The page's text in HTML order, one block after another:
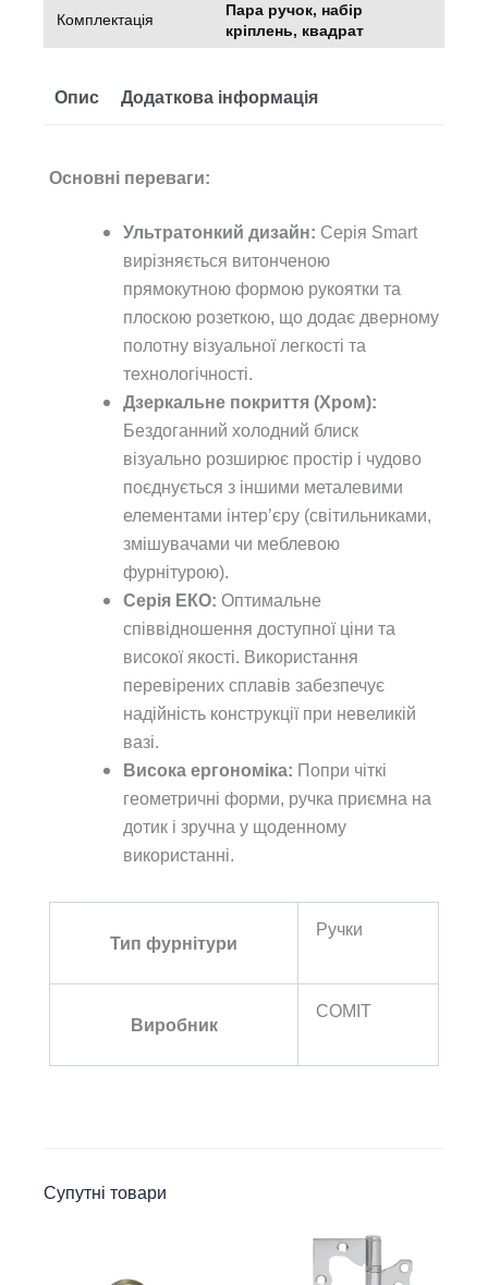
Комплектація
Пара ручок, набір
кріплень, квадрат
Опис Додаткова інформація
Основні переваги:
Ультратонкий дизайн: Серія Smart
вирізняється витонченою
прямокутною формою рукоятки та
плоскою розеткою, що додає дверному
полотну візуальної легкості та
технологічності.
Дзеркальне покриття (Хром):
Бездоганний холодний блиск
візуально розширює простір і чудово
поєднується з іншими металевими
елементами інтер’єру (світильниками,
змішувачами чи меблевою
фурнітурою).
Серія ЕКО: Оптимальне
співвідношення доступної ціни та
високої якості. Використання
перевірених сплавів забезпечує
надійність конструкції при невеликій
вазі.
Висока ергономіка: Попри чіткі
геометричні форми, ручка приємна на
дотик і зручна у щоденному
використанні.
Тип фурнітури
Ручки
Виробник
COMIT
Супутні товари